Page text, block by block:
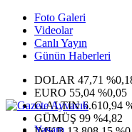
Foto Galeri
Videolar
Canlı Yayın
Günün Haberleri
DOLAR 47,71
EURO 55,04 %0,05
G.ALTIN6.610,94
GÜMÜŞ 99 %4,82
Yaşam